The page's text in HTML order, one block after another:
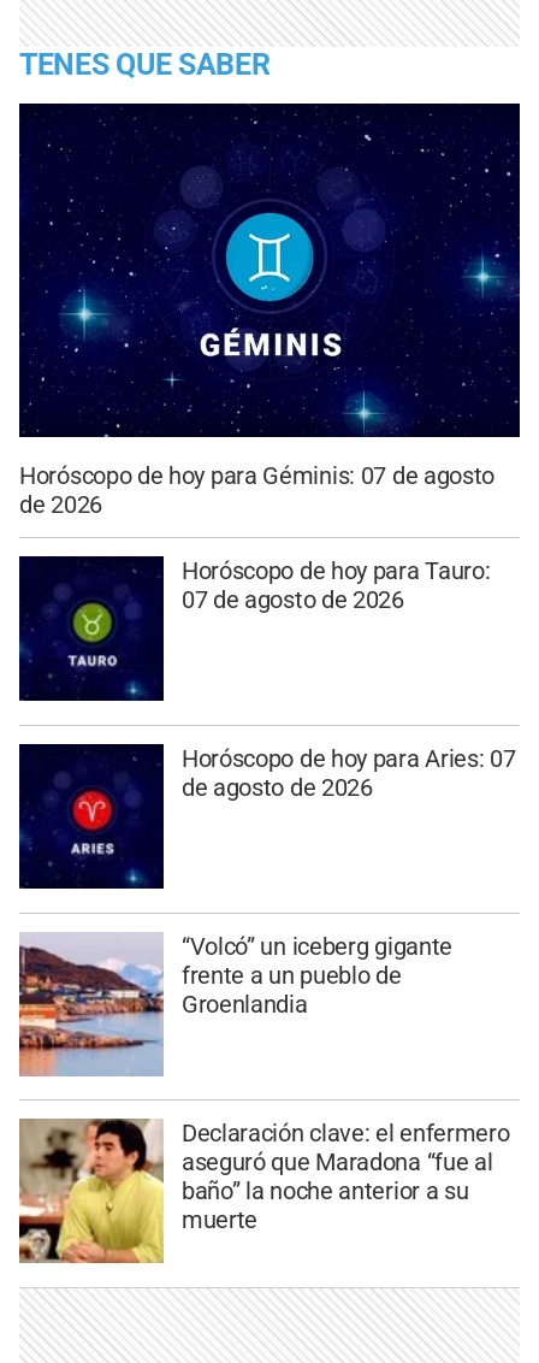
TENES QUE SABER
Horóscopo de hoy para Géminis: 07 de agosto
de 2026
Horóscopo de hoy para Tauro:
07 de agosto de 2026
Horóscopo de hoy para Aries: 07
de agosto de 2026
“Volcó” un iceberg gigante
frente a un pueblo de
Groenlandia
Declaración clave: el enfermero
aseguró que Maradona “fue al
baño” la noche anterior a su
muerte